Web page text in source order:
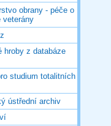
obrany - péče o
veterány
hroby z databáze
studium totalitních
ústřední archiv